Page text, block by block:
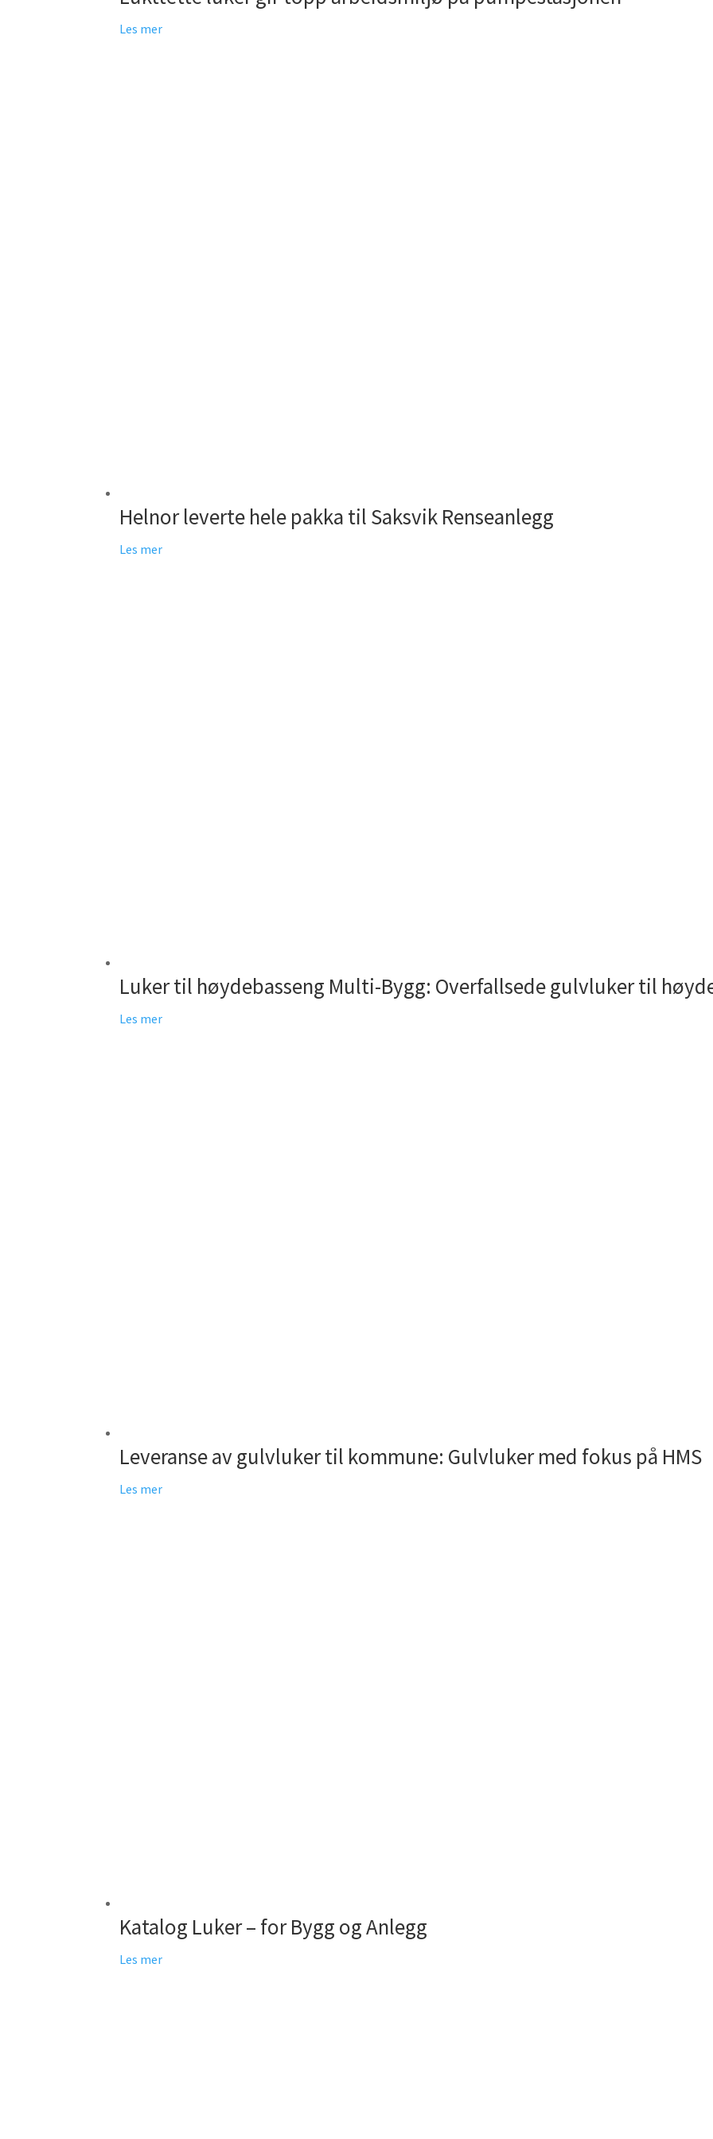
Les mer
Helnor leverte hele pakka til Saksvik Renseanlegg
Les mer
Luker til høydebasseng Multi-Bygg: Overfallsede gulvluker til
Les mer
Leveranse av gulvluker til kommune: Gulvluker med fokus på HMS
Les mer
Katalog Luker – for Bygg og Anlegg
Les mer